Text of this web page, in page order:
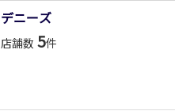
デニーズ
店舗数 5件